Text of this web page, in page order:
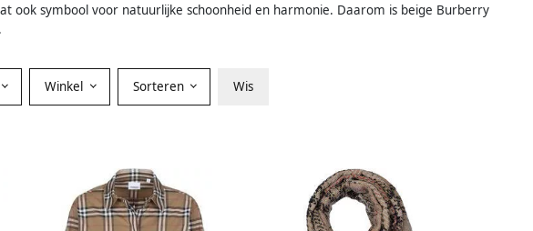
ook symbool voor natuurlijke schoonheid en harmonie. Daarom is beige Burberry
Winkel Sorteren Wis